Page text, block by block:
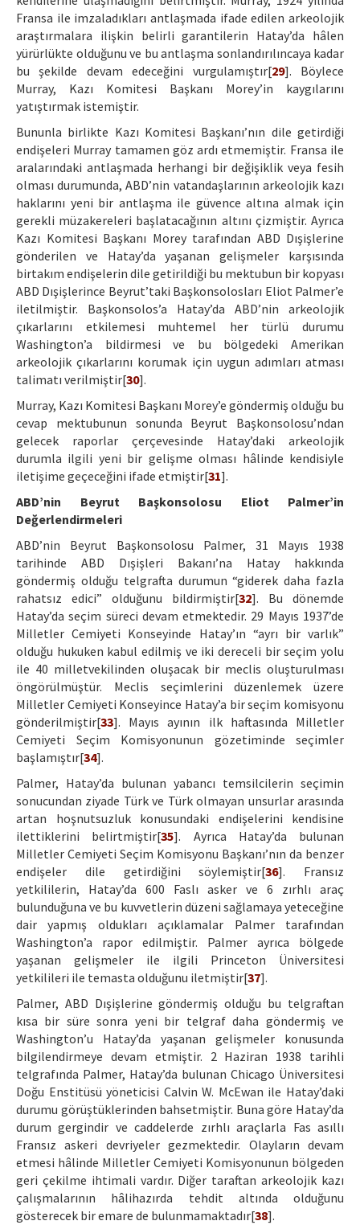
Fransa ile imzaladıkları antlaşmada ifade edilen arkeolojik
araştırmalara ilişkin belirli garantilerin Hatay’da hâlen
yürürlükte olduğunu ve bu antlaşma sonlandırılıncaya kadar
bu şekilde devam edeceğini vurgulamıştır[29]. Böylece
Murray, Kazı Komitesi Başkanı Morey’in kaygılarını
yatıştırmak istemiştir.
Bununla birlikte Kazı Komitesi Başkanı’nın dile getirdiği
endişeleri Murray tamamen göz ardı etmemiştir. Fransa ile
aralarındaki antlaşmada herhangi bir değişiklik veya fesih
olması durumunda, ABD’nin vatandaşlarının arkeolojik kazı
haklarını yeni bir antlaşma ile güvence altına almak için
gerekli müzakereleri başlatacağının altını çizmiştir. Ayrıca
Kazı Komitesi Başkanı Morey tarafından ABD Dışişlerine
gönderilen ve Hatay’da yaşanan gelişmeler karşısında
birtakım endişelerin dile getirildiği bu mektubun bir kopyası
ABD Dışişlerince Beyrut’taki Başkonsolosları Eliot Palmer’e
iletilmiştir. Başkonsolos’a Hatay’da ABD’nin arkeolojik
çıkarlarını etkilemesi muhtemel her türlü durumu
Washington’a bildirmesi ve bu bölgedeki Amerikan
arkeolojik çıkarlarını korumak için uygun adımları atması
talimatı verilmiştir[30].
Murray, Kazı Komitesi Başkanı Morey’e göndermiş olduğu bu
cevap mektubunun sonunda Beyrut Başkonsolosu’ndan
gelecek raporlar çerçevesinde Hatay’daki arkeolojik
durumla ilgili yeni bir gelişme olması hâlinde kendisiyle
iletişime geçeceğini ifade etmiştir[31].
ABD’nin Beyrut Başkonsolosu Eliot Palmer’in
Değerlendirmeleri
ABD’nin Beyrut Başkonsolosu Palmer, 31 Mayıs 1938
tarihinde ABD Dışişleri Bakanı’na Hatay hakkında
göndermiş olduğu telgrafta durumun “giderek daha fazla
rahatsız edici” olduğunu bildirmiştir[32]. Bu dönemde
Hatay’da seçim süreci devam etmektedir. 29 Mayıs 1937’de
Milletler Cemiyeti Konseyinde Hatay’ın “ayrı bir varlık”
olduğu hukuken kabul edilmiş ve iki dereceli bir seçim yolu
ile 40 milletvekilinden oluşacak bir meclis oluşturulması
öngörülmüştür. Meclis seçimlerini düzenlemek üzere
Milletler Cemiyeti Konseyince Hatay’a bir seçim komisyonu
gönderilmiştir[33]. Mayıs ayının ilk haftasında Milletler
Cemiyeti Seçim Komisyonunun gözetiminde seçimler
başlamıştır[34].
Palmer, Hatay’da bulunan yabancı temsilcilerin seçimin
sonucundan ziyade Türk ve Türk olmayan unsurlar arasında
artan hoşnutsuzluk konusundaki endişelerini kendisine
ilettiklerini belirtmiştir[35]. Ayrıca Hatay’da bulunan
Milletler Cemiyeti Seçim Komisyonu Başkanı’nın da benzer
endişeler dile getirdiğini söylemiştir[36]. Fransız
yetkililerin, Hatay’da 600 Faslı asker ve 6 zırhlı araç
bulunduğuna ve bu kuvvetlerin düzeni sağlamaya yeteceğine
dair yapmış oldukları açıklamalar Palmer tarafından
Washington’a rapor edilmiştir. Palmer ayrıca bölgede
yaşanan gelişmeler ile ilgili Princeton Üniversitesi
yetkilileri ile temasta olduğunu iletmiştir[37].
Palmer, ABD Dışişlerine göndermiş olduğu bu telgraftan
kısa bir süre sonra yeni bir telgraf daha göndermiş ve
Washington’u Hatay’da yaşanan gelişmeler konusunda
bilgilendirmeye devam etmiştir. 2 Haziran 1938 tarihli
telgrafında Palmer, Hatay’da bulunan Chicago Üniversitesi
Doğu Enstitüsü yöneticisi Calvin W. McEwan ile Hatay’daki
durumu görüştüklerinden bahsetmiştir. Buna göre Hatay’da
durum gergindir ve caddelerde zırhlı araçlarla Fas asıllı
Fransız askeri devriyeler gezmektedir. Olayların devam
etmesi hâlinde Milletler Cemiyeti Komisyonunun bölgeden
geri çekilme ihtimali vardır. Diğer taraftan arkeolojik kazı
çalışmalarının hâlihazırda tehdit altında olduğunu
gösterecek bir emare de bulunmamaktadır[38].